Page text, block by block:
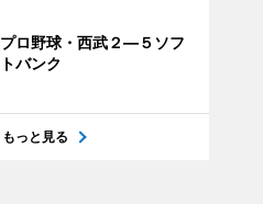
プロ野球・西武２―５ソフ
トバンク
もっと見る